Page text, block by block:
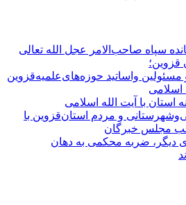
سپاه صاحب‌الامر عجل الله تعالی
قزوین؛
مسئولین واساتید حوزه‌های‌علمیه‌قزوین
اسلامی
با آیت الله اسلامی
و مردم‌ استان‌قزوین با
مجلس‌ خبرگان
دیگر، ضربه محکمی به دهان